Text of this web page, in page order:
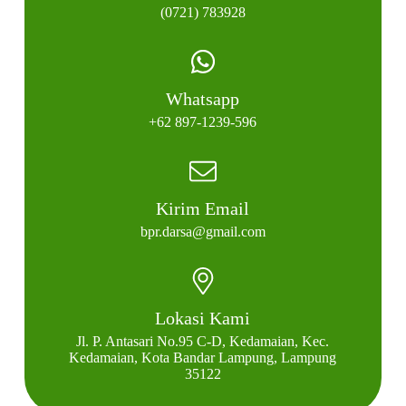
(0721) 783928
Whatsapp
+62 897-1239-596
Kirim Email
bpr.darsa@gmail.com
Lokasi Kami
Jl. P. Antasari No.95 C-D, Kedamaian, Kec.
Kedamaian, Kota Bandar Lampung, Lampung
35122